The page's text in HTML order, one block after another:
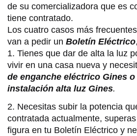
de su comercializadora que es
tiene contratado.
Los cuatro casos más
van a pedir un Boletín Eléctrico
1. Tienes que dar de alta la luz
vivir en una casa nueva y
de enganche eléctrico Gines
instalación alta luz Gines.
2. Necesitas subir la potencia
contratada actualmente,
figura en tu Boletín Eléctrico y